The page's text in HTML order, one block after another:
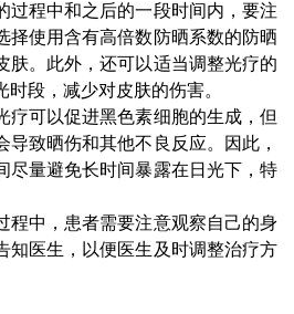
过程中和之后的一段时间内，要注
择使用含有高倍数防晒系数的防晒
肤。此外，还可以适当调整光疗的
段，减少对皮肤的伤害。
疗可以促进黑色素细胞的生成，但
导致晒伤和其他不良反应。因此，
尽量避免长时间暴露在日光下，特
程中，患者需要注意观察自己的身
知医生，以便医生及时调整治疗方